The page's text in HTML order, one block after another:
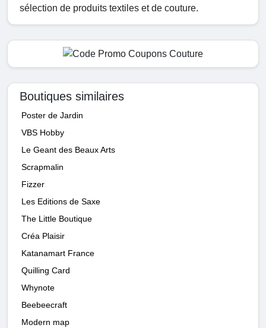
sélection de produits textiles et de couture.
Boutiques similaires
Poster de Jardin
VBS Hobby
Le Geant des Beaux Arts
Scrapmalin
Fizzer
Les Editions de Saxe
The Little Boutique
Créa Plaisir
Katanamart France
Quilling Card
Whynote
Beebeecraft
Modern map